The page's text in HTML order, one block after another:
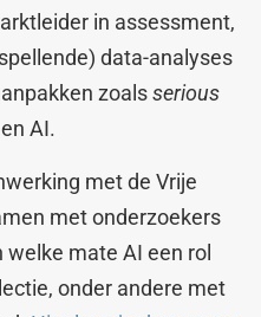
in assessment,
data-analyses
zoalsserious
AI.
met de Vrije
met onderzoekers
mate AI een rol
onder andere met